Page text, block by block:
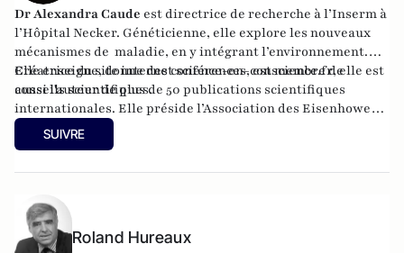
Dr Alexandra Caude est directrice de recherche à l’Inserm à
l’Hôpital Necker. Généticienne, elle explore les nouveaux
mécanismes de maladie, en y intégrant l’environnement.
Elle enseigne, donne des conférences, est membre de
conseils scientifiques.
Créatrice du site internetscience-en-conscience.fr, elle est
aussi l'auteur de plus de 50 publications scientifiques
internationales. Elle préside l’Association des Eisenhower
Fellowships en France, et est secrétaire générale adjointe
de Familles de France.
SUIVRE
Roland Hureaux